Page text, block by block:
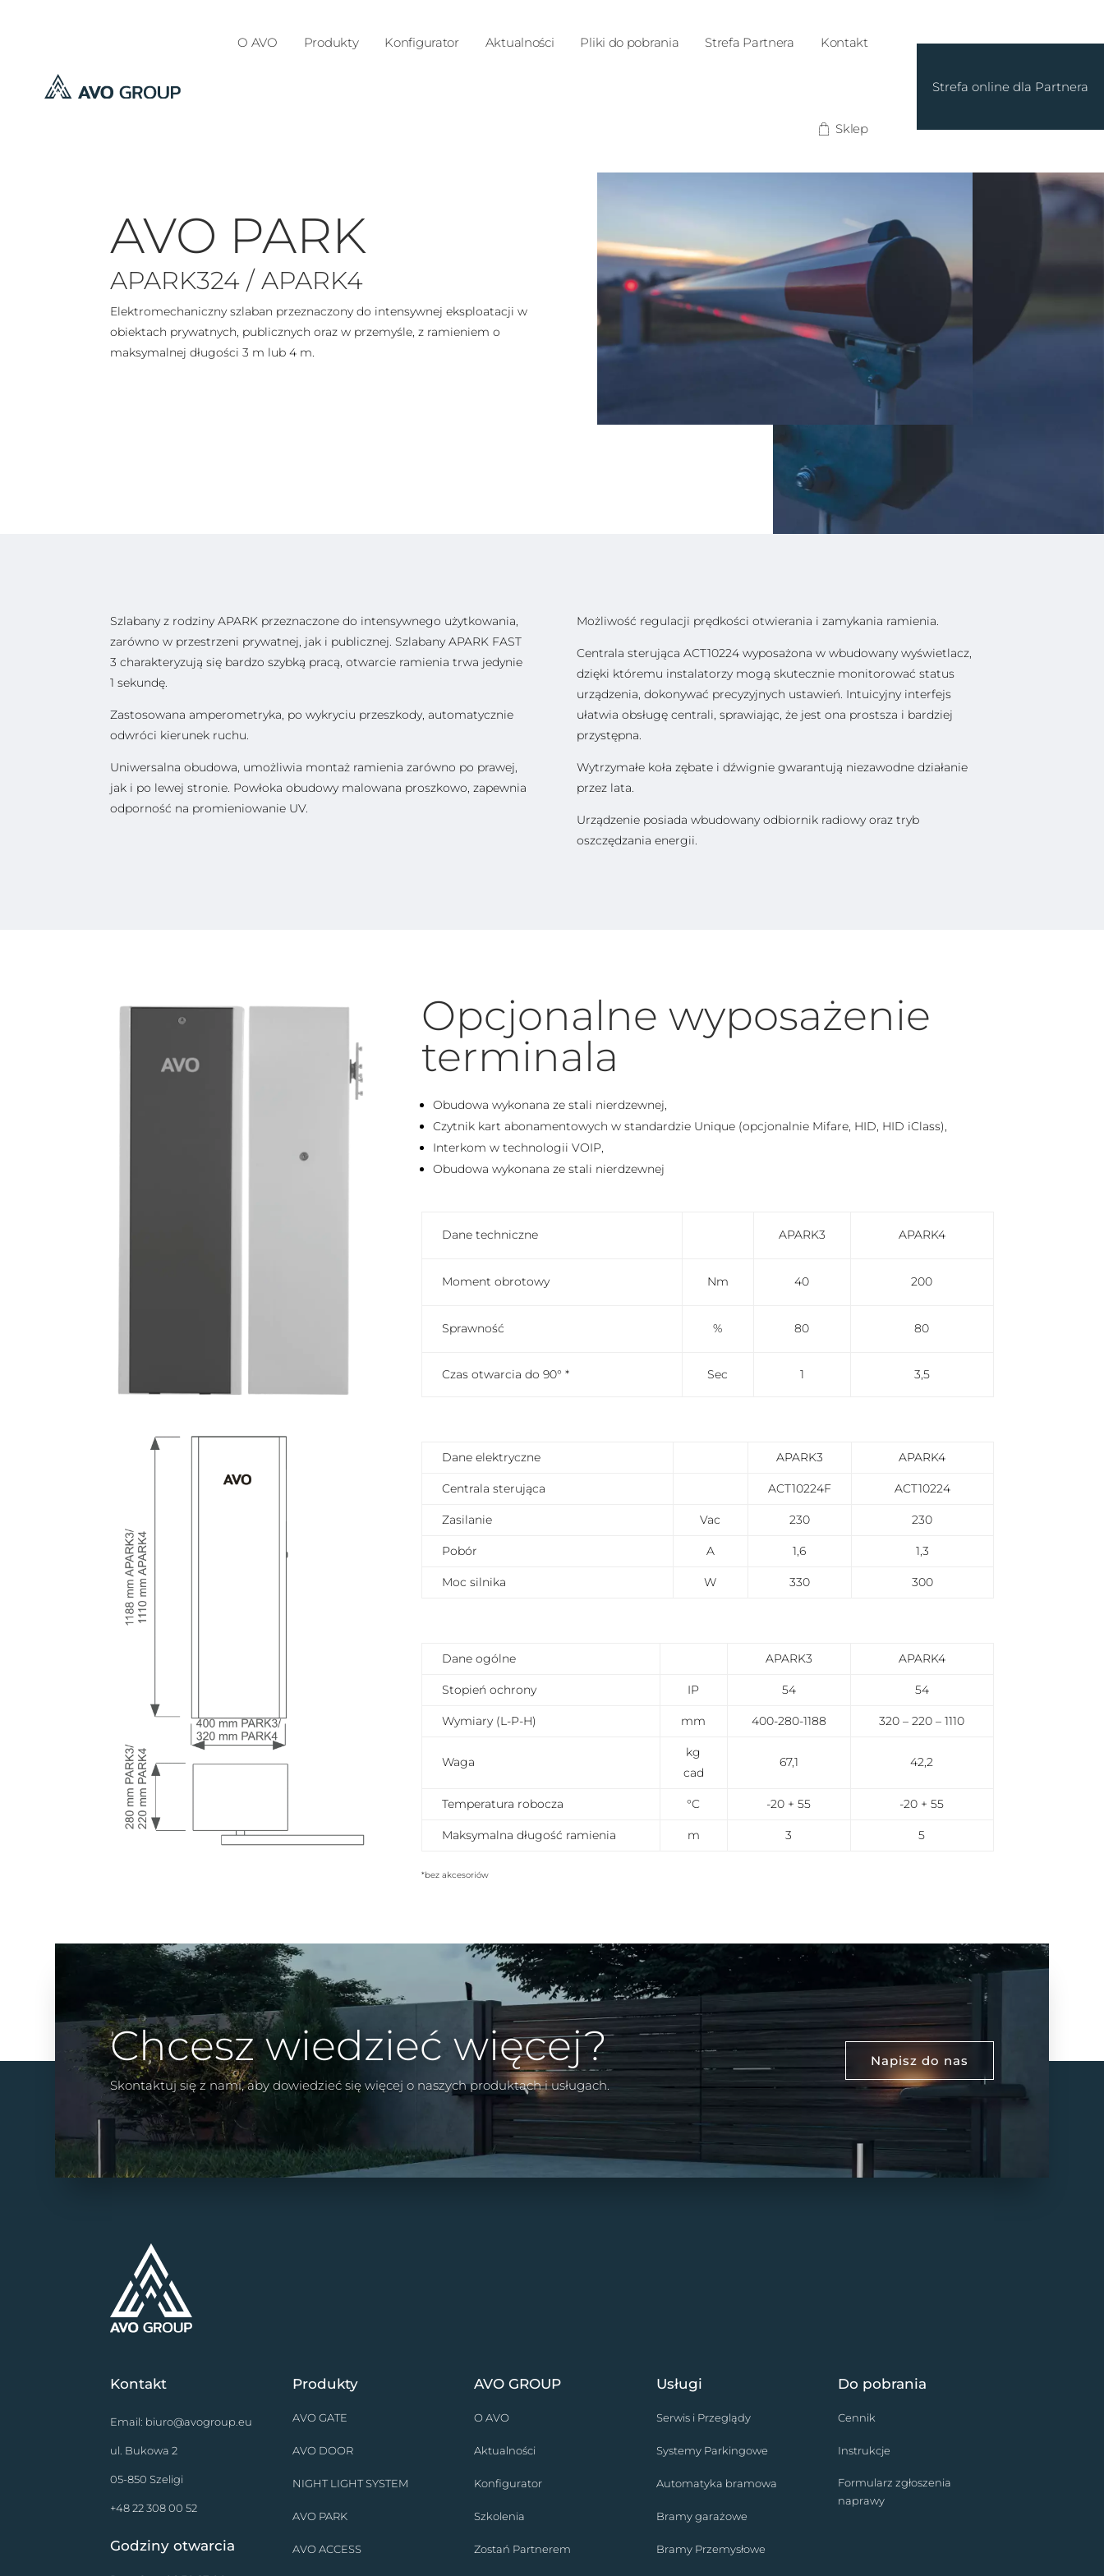
O AVO Produkty Konfigurator Aktualności Pliki do pobrania Strefa Partnera Kontakt
Sklep
Strefa online dla Partnera
AVO PARK
APARK324 / APARK4
Elektromechaniczny szlaban przeznaczony do intensywnej eksploatacji w
obiektach prywatnych, publicznych oraz w przemyśle, z ramieniem o
maksymalnej długości 3 m lub 4 m.
Szlabany z rodziny APARK przeznaczone do intensywnego użytkowania,
zarówno w przestrzeni prywatnej, jak i publicznej. Szlabany APARK FAST
3 charakteryzują się bardzo szybką pracą, otwarcie ramienia trwa jedynie
1 sekundę.
Zastosowana amperometryka, po wykryciu przeszkody, automatycznie
odwróci kierunek ruchu.
Uniwersalna obudowa, umożliwia montaż ramienia zarówno po prawej,
jak i po lewej stronie. Powłoka obudowy malowana proszkowo, zapewnia
odporność na promieniowanie UV.
Możliwość regulacji prędkości otwierania i zamykania ramienia.
Centrala sterująca ACT10224 wyposażona w wbudowany wyświetlacz,
dzięki któremu instalatorzy mogą skutecznie monitorować status
urządzenia, dokonywać precyzyjnych ustawień. Intuicyjny interfejs
ułatwia obsługę centrali, sprawiając, że jest ona prostsza i bardziej
przystępna.
Wytrzymałe koła zębate i dźwignie gwarantują niezawodne działanie
przez lata.
Urządzenie posiada wbudowany odbiornik radiowy oraz tryb
oszczędzania energii.
Opcjonalne wyposażenie
terminala
Obudowa wykonana ze stali nierdzewnej,
Czytnik kart abonamentowych w standardzie Unique (opcjonalnie Mifare, HID, HID iClass),
Interkom w technologii VOIP,
Obudowa wykonana ze stali nierdzewnej
Dane techniczne APARK3 APARK4
Moment obrotowy Nm 40 200
Sprawność % 80 80
Czas otwarcia do 90° * Sec 1 3,5
Dane elektryczne APARK3 APARK4
Centrala sterująca ACT10224F ACT10224
Zasilanie Vac 230 230
Pobór A 1,6 1,3
Moc silnika W 330 300
Dane ogólne APARK3 APARK4
Stopień ochrony IP 54 54
Wymiary (L-P-H) mm 400-280-1188 320 – 220 – 1110
Waga
kg
cad
67,1 42,2
Temperatura robocza °C -20 + 55 -20 + 55
Maksymalna długość ramienia m 3 5
*bez akcesoriów
Chcesz wiedzieć więcej?
Skontaktuj się z nami, aby dowiedzieć się więcej o naszych produktach i usługach.
Napisz do nas
Kontakt
Email: biuro@avogroup.eu
ul. Bukowa 2
05-850 Szeligi
+48 22 308 00 52
Godziny otwarcia
Produkty
AVO GATE
AVO DOOR
NIGHT LIGHT SYSTEM
AVO PARK
AVO ACCESS
AVO GROUP
O AVO
Aktualności
Konfigurator
Szkolenia
Zostań Partnerem
Usługi
Serwis i Przeglądy
Systemy Parkingowe
Automatyka bramowa
Bramy garażowe
Bramy Przemysłowe
Do pobrania
Cennik
Instrukcje
Formularz zgłoszenia
naprawy